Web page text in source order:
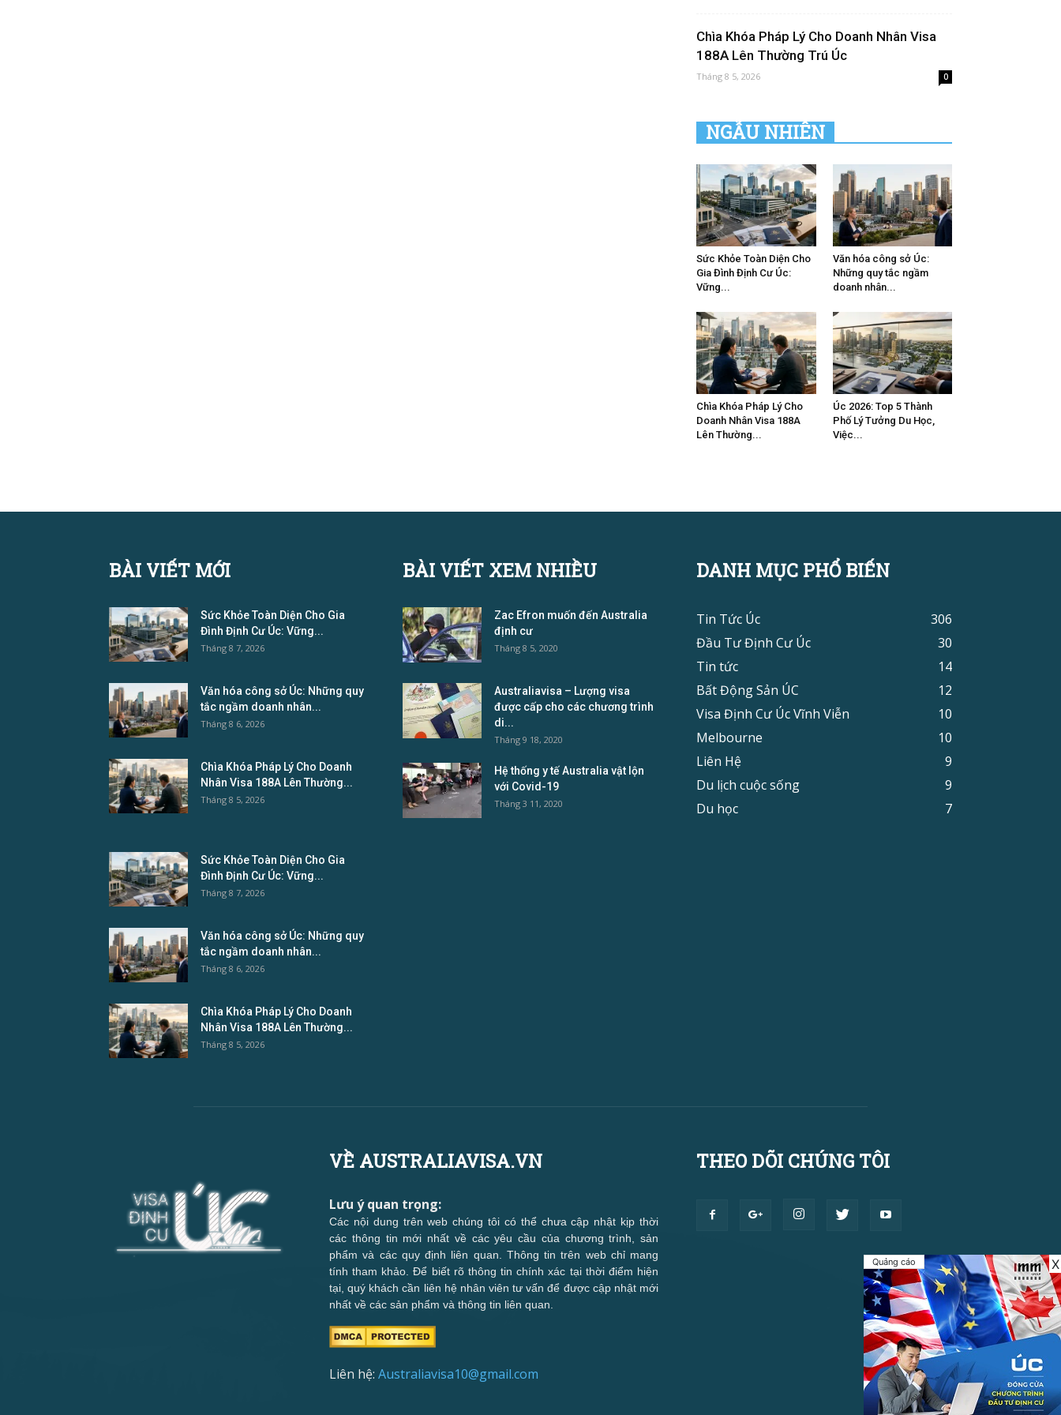
Chìa Khóa Pháp Lý Cho Doanh Nhân Visa
188A Lên Thường Trú Úc
Tháng 8 5, 2026 0
NGẪU NHIÊN
Sức Khỏe Toàn Diện Cho
Gia Đình Định Cư Úc:
Vững...
Văn hóa công sở Úc:
Những quy tắc ngầm
doanh nhân...
Chìa Khóa Pháp Lý Cho
Doanh Nhân Visa 188A
Lên Thường...
Úc 2026: Top 5 Thành
Phố Lý Tưởng Du Học,
Việc...
Quảng cáo X
BÀI VIẾT MỚI
Sức Khỏe Toàn Diện Cho Gia
Đình Định Cư Úc: Vững...
Tháng 8 7, 2026
Văn hóa công sở Úc: Những quy
tắc ngầm doanh nhân...
Tháng 8 6, 2026
Chìa Khóa Pháp Lý Cho Doanh
Nhân Visa 188A Lên Thường...
Tháng 8 5, 2026
Sức Khỏe Toàn Diện Cho Gia
Đình Định Cư Úc: Vững...
Tháng 8 7, 2026
Văn hóa công sở Úc: Những quy
tắc ngầm doanh nhân...
Tháng 8 6, 2026
Chìa Khóa Pháp Lý Cho Doanh
Nhân Visa 188A Lên Thường...
Tháng 8 5, 2026
BÀI VIẾT XEM NHIỀU
Zac Efron muốn đến Australia
định cư
Tháng 8 5, 2020
Australiavisa – Lượng visa
được cấp cho các chương trình
di...
Tháng 9 18, 2020
Hệ thống y tế Australia vật lộn
với Covid-19
Tháng 3 11, 2020
DANH MỤC PHỔ BIẾN
Tin Tức Úc
306
Đầu Tư Định Cư Úc
30
Tin tức
14
Bất Động Sản ÚC
12
Visa Định Cư Úc Vĩnh Viễn
10
Melbourne
10
Liên Hệ
9
Du lịch cuộc sống
9
Du học
7
VỀ AUSTRALIAVISA.VN
Lưu ý quan trọng:
Các nội dung trên web chúng tôi có thể chưa cập nhật kịp thời
các thông tin mới nhất về các yêu cầu của chương trình, sản
phẩm và các quy định liên quan. Thông tin trên web chỉ mang
tính tham khảo. Để biết rõ thông tin chính xác tại thời điểm hiện
tại, quý khách cần liên hệ nhân viên tư vấn để được cập nhật mới
nhất về các sản phẩm và thông tin liên quan.
Liên hệ: Australiavisa10@gmail.com
THEO DÕI CHÚNG TÔI